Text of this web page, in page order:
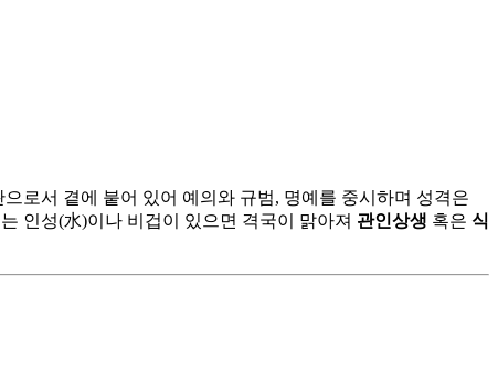
로서 곁에 붙어 있어 예의와 규범, 명예를 중시하며 성격은
인성(水)이나 비겁이 있으면 격국이 맑아져 관인상생 혹은 식